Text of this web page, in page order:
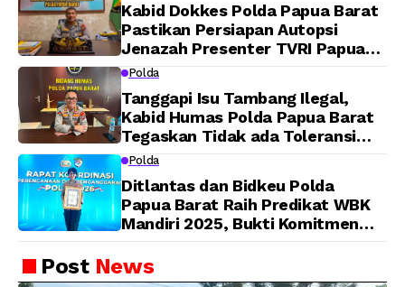
Kabid Dokkes Polda Papua Barat
Pastikan Persiapan Autopsi
Jenazah Presenter TVRI Papua
Barat Yanto Idorway Telah
Dijadwalkan Kamis
Polda
Tanggapi Isu Tambang Ilegal,
Kabid Humas Polda Papua Barat
Tegaskan Tidak ada Toleransi
bagi Oknum Anggota
Polda
Ditlantas dan Bidkeu Polda
Papua Barat Raih Predikat WBK
Mandiri 2025, Bukti Komitmen
Berintegritas
PostNews